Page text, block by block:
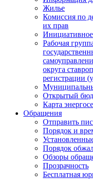
Жилье
Комиссия по
их прав
Рабочая
округа
регистрации
Открытый
Карта
Обращения
Отправить
Порядок и
Порядок
Обзоры
Прозрачность
Бесплатная